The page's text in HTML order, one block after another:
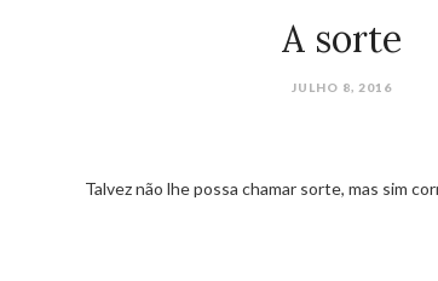
A sorte
JULHO 8, 2016
Talvez não lhe possa chamar sorte, mas sim